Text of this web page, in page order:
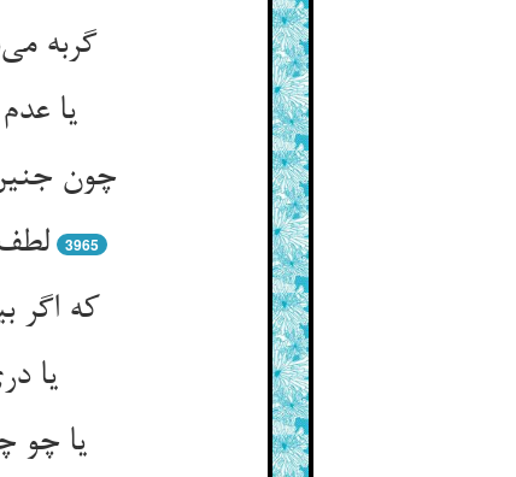
گربه
یا
چون
3965
که اگر
یا
یا چو